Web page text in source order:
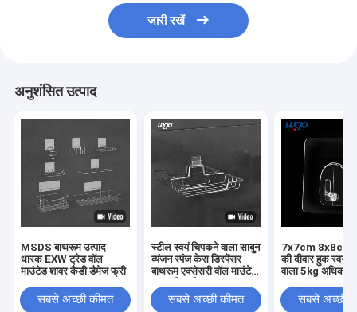
जारी रखें
अनुशंसित उत्पाद
MSDS बाथरूम उत्पाद
धारक EXW ट्रेड वॉल
माउंटेड शावर कैडी डैमेज फ्री
सबसे अच्छी कीमत
स्टील स्वयं चिपकने वाला साबुन
व्यंजन स्पंज केस डिस्पेंसर
बाथरूम एक्सेसरी वॉल माउंटेड
सबसे अच्छी कीमत
7x7cm 8x8cm
की दीवार हुक स्वयं
वाला 5kg अधिकतम
सबसे अच्छी